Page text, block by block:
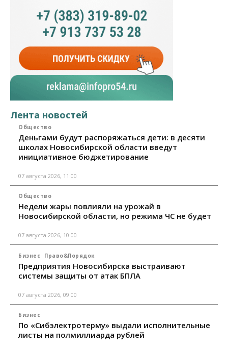
Лента новостей
Общество
Деньгами будут распоряжаться дети: в десяти
школах Новосибирской области введут
инициативное бюджетирование
07 августа 2026, 11:00
Общество
Недели жары повлияли на урожай в
Новосибирской области, но режима ЧС не будет
07 августа 2026, 10:00
Бизнес Право&Порядок
Предприятия Новосибирска выстраивают
системы защиты от атак БПЛА
07 августа 2026, 09:00
Бизнес
По «Сибэлектротерму» выдали исполнительные
листы на полмиллиарда рублей